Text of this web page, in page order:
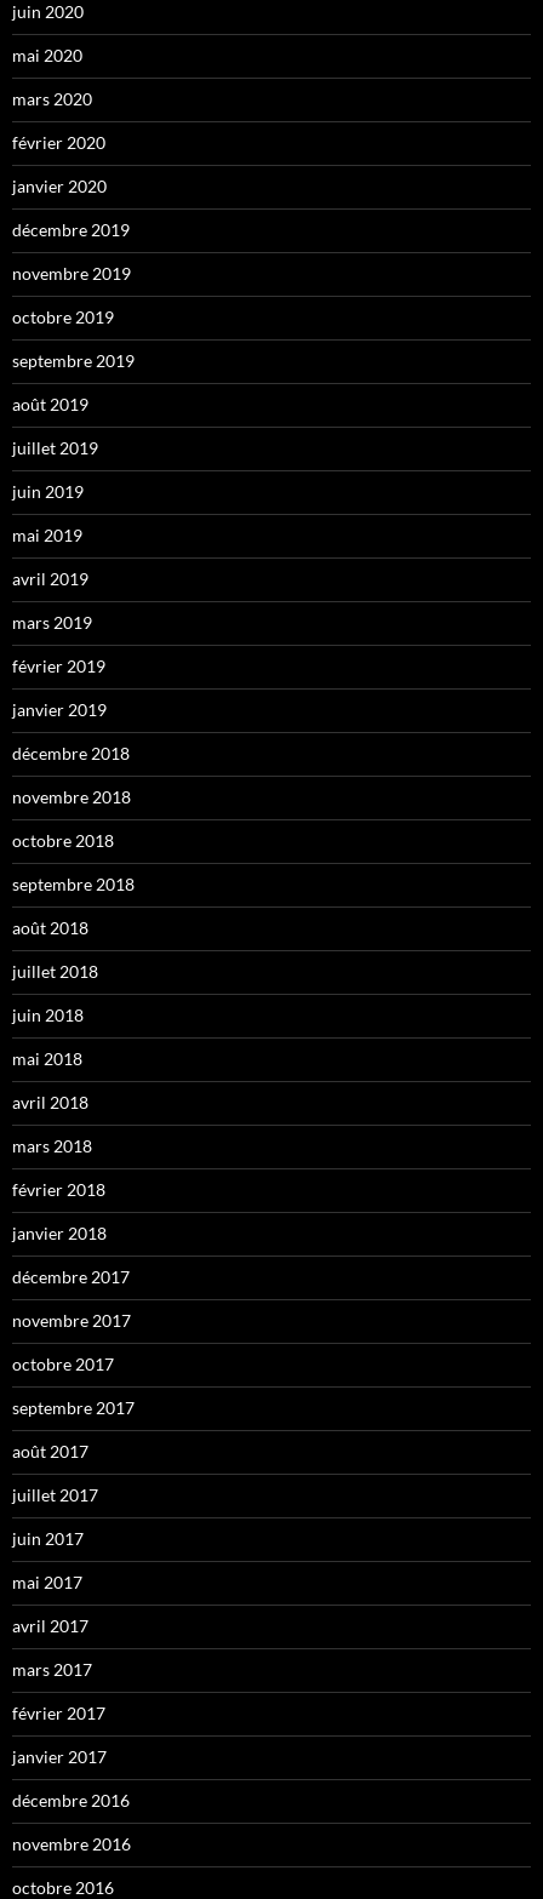
juin 2020
mai 2020
mars 2020
février 2020
janvier 2020
décembre 2019
novembre 2019
octobre 2019
septembre 2019
août 2019
juillet 2019
juin 2019
mai 2019
avril 2019
mars 2019
février 2019
janvier 2019
décembre 2018
novembre 2018
octobre 2018
septembre 2018
août 2018
juillet 2018
juin 2018
mai 2018
avril 2018
mars 2018
février 2018
janvier 2018
décembre 2017
novembre 2017
octobre 2017
septembre 2017
août 2017
juillet 2017
juin 2017
mai 2017
avril 2017
mars 2017
février 2017
janvier 2017
décembre 2016
novembre 2016
octobre 2016